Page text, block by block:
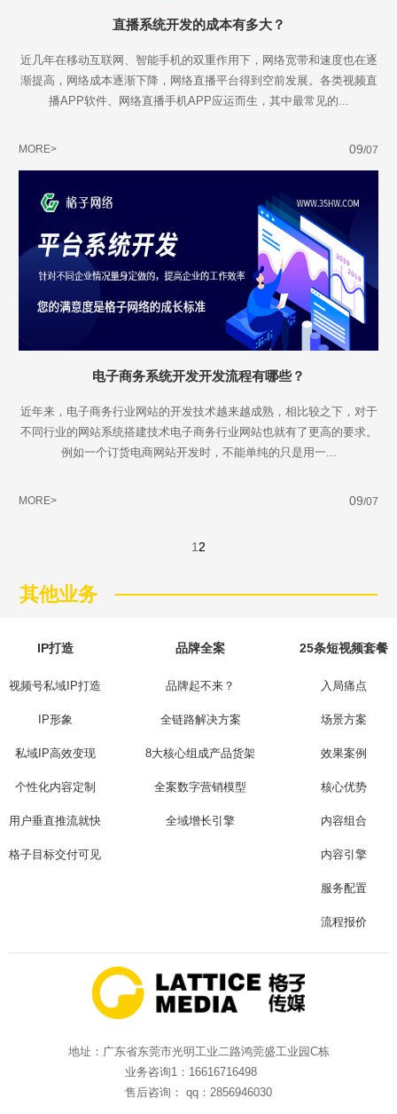
直播系统开发的成本有多大？
近几年在移动互联网、智能手机的双重作用下，网络宽带和速度也在逐
渐提高，网络成本逐渐下降，网络直播平台得到空前发展。各类视频直
播APP软件、网络直播手机APP应运而生，其中最常见的...
MORE> 09/07
电子商务系统开发开发流程有哪些？
近年来，电子商务行业网站的开发技术越来越成熟，相比较之下，对于
不同行业的网站系统搭建技术电子商务行业网站也就有了更高的要求。
例如一个订货电商网站开发时，不能单纯的只是用一...
MORE> 09/07
1 2
其他业务
IP打造
视频号私域IP打造
IP形象
私域IP高效变现
个性化内容定制
用户垂直推流就快
格子目标交付可见
品牌全案
品牌起不来？
全链路解决方案
8大核心组成产品货架
全案数字营销模型
全域增长引擎
25条短视频套餐
入局痛点
场景方案
效果案例
核心优势
内容组合
内容引擎
服务配置
流程报价
地址：广东省东莞市光明工业二路鸿莞盛工业园C栋
业务咨询1：16616716498
售后咨询： qq：2856946030